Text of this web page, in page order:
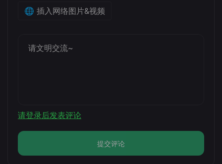
🌐 插入网络图片&视频
请登录后发表评论
提交评论